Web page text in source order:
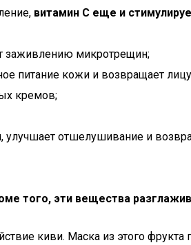
витамин C еще и
заживлению микротрещин;
питание кожи и возвращает
кремов;
отшелушивание и
того, эти вещества
киви. Маска из этого фрукта